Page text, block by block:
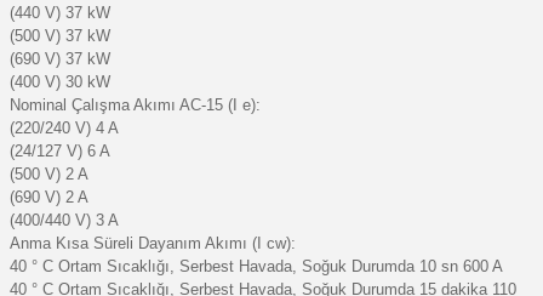
(440 V) 37 kW
(500 V) 37 kW
(690 V) 37 kW
(400 V) 30 kW
Nominal Çalışma Akımı AC-15 (I e):
(220/240 V) 4 A
(24/127 V) 6 A
(500 V) 2 A
(690 V) 2 A
(400/440 V) 3 A
Anma Kısa Süreli Dayanım Akımı (I cw):
40 ° C Ortam Sıcaklığı, Serbest Havada, Soğuk Durumda 10 sn 600 A
40 ° C Ortam Sıcaklığı, Serbest Havada, Soğuk Durumda 15 dakika 110